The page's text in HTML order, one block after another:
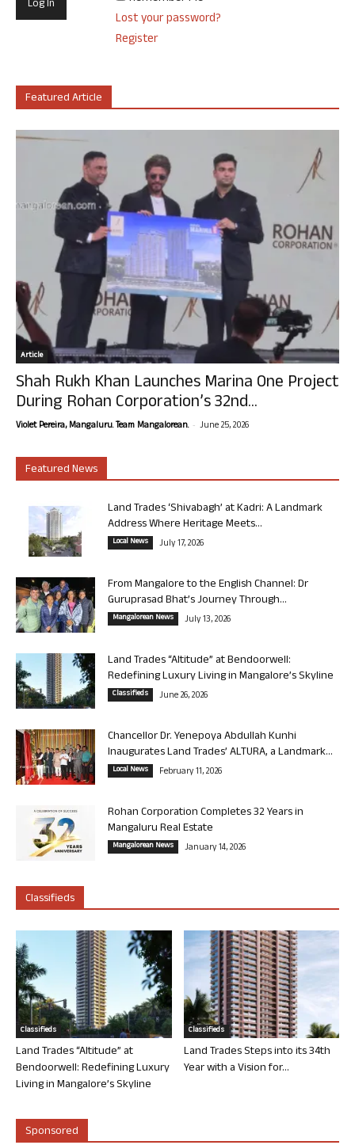
Lost your password?
Register
Featured Article
Article
Shah Rukh Khan Launches Marina One Project
During Rohan Corporation’s 32nd...
Violet Pereira, Mangaluru. Team Mangalorean. - June 25, 2026
Featured News
Land Trades ‘Shivabagh’ at Kadri: A Landmark
Address Where Heritage Meets...
Local News July 17, 2026
From Mangalore to the English Channel: Dr
Guruprasad Bhat’s Journey Through...
Mangalorean News July 13, 2026
Land Trades “Altitude” at Bendoorwell:
Redefining Luxury Living in Mangalore’s Skyline
Classifieds June 26, 2026
Chancellor Dr. Yenepoya Abdullah Kunhi
Inaugurates Land Trades’ ALTURA, a Landmark...
Local News February 11, 2026
Rohan Corporation Completes 32 Years in
Mangaluru Real Estate
Mangalorean News January 14, 2026
Classifieds
Classifieds
Land Trades “Altitude” at
Bendoorwell: Redefining Luxury
Living in Mangalore’s Skyline
Classifieds
Land Trades Steps into its 34th
Year with a Vision for...
Sponsored